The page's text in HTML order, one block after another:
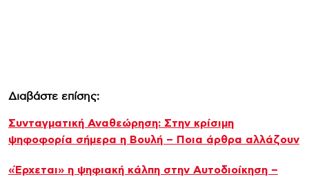
Διαβάστε επίσης:
Συνταγματική Αναθεώρηση: Στην κρίσιμη
ψηφοφορία σήμερα η Βουλή – Ποια άρθρα αλλάζουν
«Έρχεται» η ψηφιακή κάλπη στην Αυτοδιοίκηση –